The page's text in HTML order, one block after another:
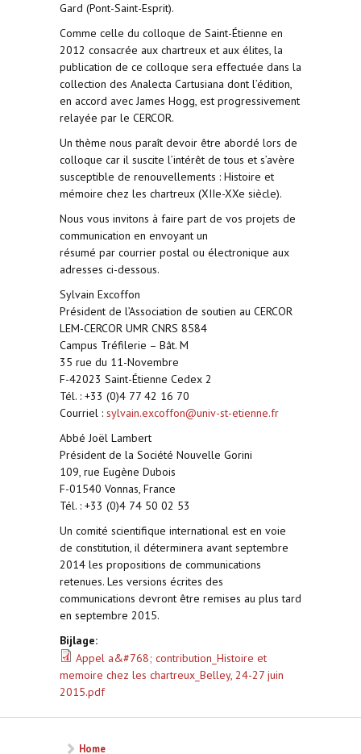
Gard (Pont-Saint-Esprit).
Comme celle du colloque de Saint-Étienne en
2012 consacrée aux chartreux et aux élites, la
publication de ce colloque sera effectuée dans la
collection des Analecta Cartusiana dont l’édition,
en accord avec James Hogg, est progressivement
relayée par le CERCOR.
Un thème nous paraît devoir être abordé lors de
colloque car il suscite l’intérêt de tous et s’avère
susceptible de renouvellements : Histoire et
mémoire chez les chartreux (XIIe-XXe siècle).
Nous vous invitons à faire part de vos projets de
communication en envoyant un
résumé par courrier postal ou électronique aux
adresses ci-dessous.
Sylvain Excoffon
Président de l’Association de soutien au CERCOR
LEM-CERCOR UMR CNRS 8584
Campus Tréfilerie – Bât. M
35 rue du 11-Novembre
F-42023 Saint-Étienne Cedex 2
Tél. : +33 (0)4 77 42 16 70
Courriel : sylvain.excoffon@univ-st-etienne.fr
Abbé Joël Lambert
Président de la Société Nouvelle Gorini
109, rue Eugène Dubois
F-01540 Vonnas, France
Tél. : +33 (0)4 74 50 02 53
Un comité scientifique international est en voie
de constitution, il déterminera avant septembre
2014 les propositions de communications
retenues. Les versions écrites des
communications devront être remises au plus tard
en septembre 2015.
Bijlage:
Appel a&#768; contribution_Histoire et
memoire chez les chartreux_Belley, 24-27 juin
2015.pdf
Home